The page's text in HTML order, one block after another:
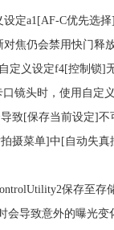
定a1[AF-C优先选
焦仍会禁用快门释
义设定f4[控制锁]
镜头时，使用自定
致[保存当前设定]不
菜单]中[自动失真
保存至存
导致意外的曝光变